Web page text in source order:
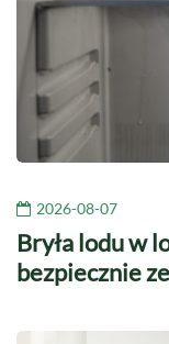
2026-08-07
Bryła lodu w
bezpiecznie